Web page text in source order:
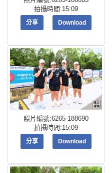
拍攝時間:15:09
分享 Download
照片編號:6265-188690
拍攝時間:15:09
分享 Download